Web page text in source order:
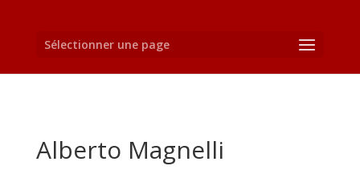
Sélectionner une page
Alberto Magnelli